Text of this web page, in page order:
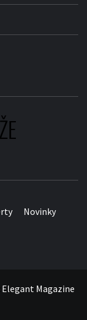
Novinky
Elegant Magazine